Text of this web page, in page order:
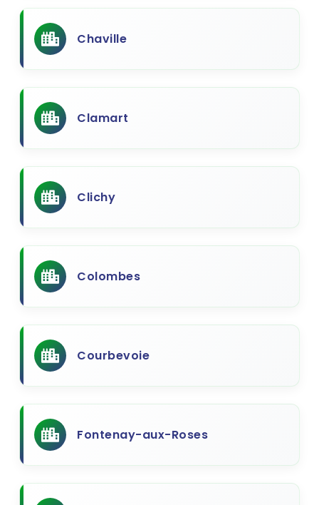
Chaville
Clamart
Clichy
Colombes
Courbevoie
Fontenay-aux-Roses